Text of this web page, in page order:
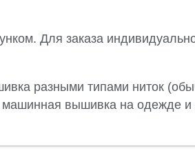
Для заказа
разными типами ниток
вышивка на одежде